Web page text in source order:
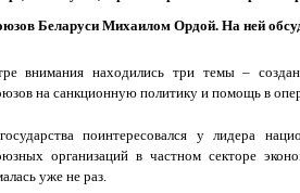
Беларуси Михаилом Ордой. На ней
внимания находились три темы –
на санкционную политику и помощь в
поинтересовался у лидера
организаций в частном секторе
уже не раз.